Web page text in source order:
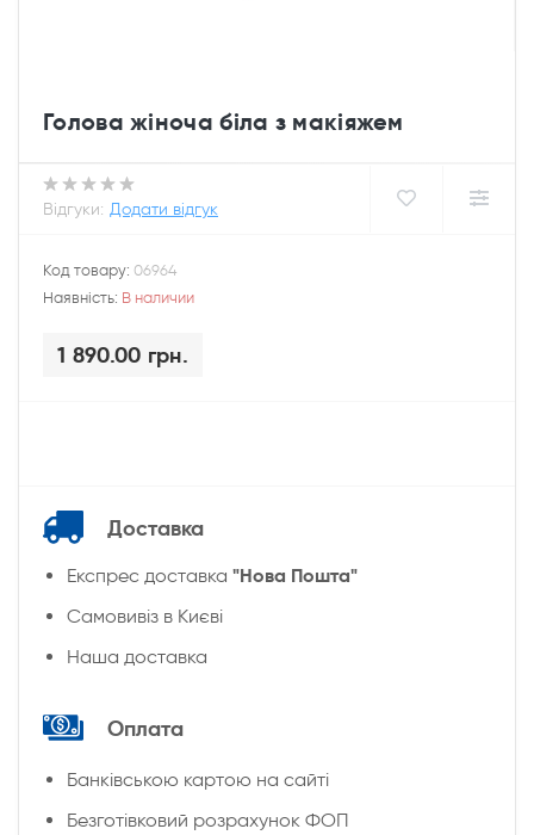
Голова жіноча біла з макіяжем
Відгуки: Додати відгук
Код товару: 06964
Наявність: В наличии
1 890.00 грн.
Доставка
Експрес доставка "Нова Пошта"
Cамовивіз в Києві
Наша доставка
Оплата
Банківською картою на сайті
Безготівковий розрахунок ФОП